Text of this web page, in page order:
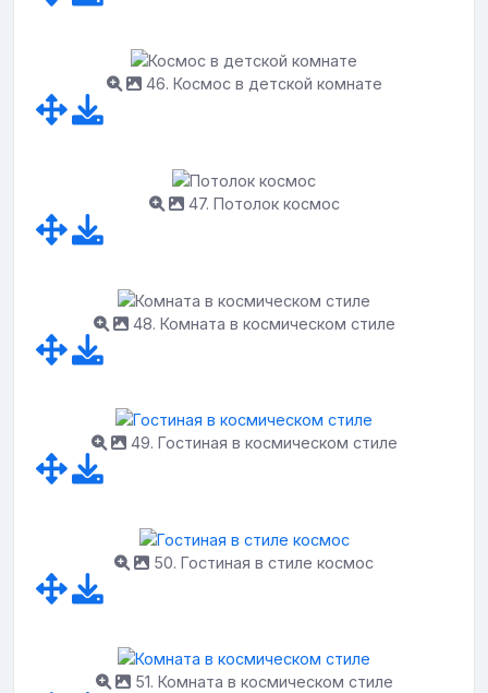
46. Космос в детской комнате
47. Потолок космос
48. Комната в космическом стиле
49. Гостиная в космическом стиле
50. Гостиная в стиле космос
51. Комната в космическом стиле